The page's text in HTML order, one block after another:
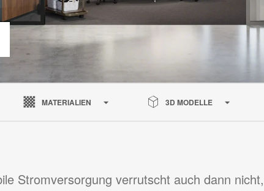
MATERIALIEN 3D MODELLE
Stromversorgung verrutscht auch dann